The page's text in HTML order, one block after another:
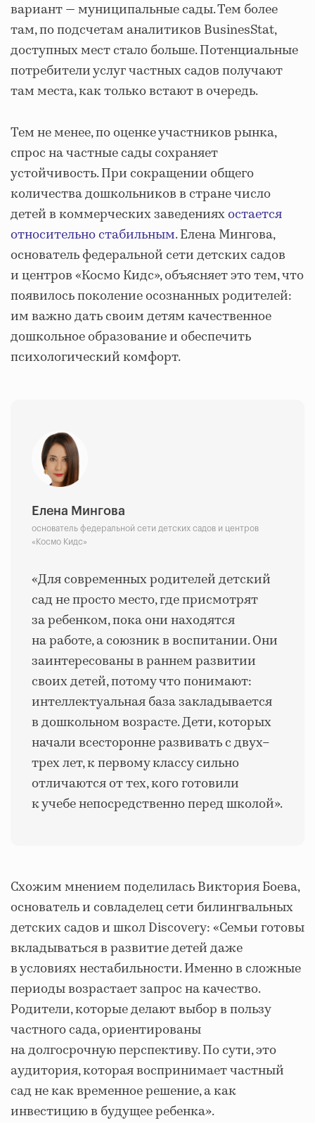
вариант — муниципальные сады. Тем более
там, по подсчетам аналитиков BusinesStat,
доступных мест стало больше. Потенциальные
потребители услуг частных садов получают
там места, как только встают в очередь.
Тем не менее, по оценке участников рынка,
спрос на частные сады сохраняет
устойчивость. При сокращении общего
количества дошкольников в стране число
детей в коммерческих заведенияхостается
относительно стабильным. Елена Мингова,
основатель федеральной сети детских садов
и центров «Космо Кидс», объясняет это тем, что
появилось поколение осознанных родителей:
им важно дать своим детям качественное
дошкольное образование и обеспечить
психологический комфорт.
Елена Мингова
основатель федеральной сети детских садов и центров
«Космо Кидс»
«Для современных родителей детский
сад не просто место, где присмотрят
за ребенком, пока они находятся
на работе, а союзник в воспитании. Они
заинтересованы в раннем развитии
своих детей, потому что понимают:
интеллектуальная база закладывается
в дошкольном возрасте. Дети, которых
начали всесторонне развивать с двух–
трех лет, к первому классу сильно
отличаются от тех, кого готовили
к учебе непосредственно перед школой».
Схожим мнением поделилась Виктория Боева,
основатель и совладелец сети билингвальных
детских садов и школ Discovery:«Семьи готовы
вкладываться в развитие детей даже
в условиях нестабильности. Именно в сложные
периоды возрастает запрос на качество.
Родители, которые делают выбор в пользу
частного сада, ориентированы
на долгосрочную перспективу. По сути, это
аудитория, которая воспринимает частный
сад не как временное решение, а как
инвестицию в будущее ребенка».